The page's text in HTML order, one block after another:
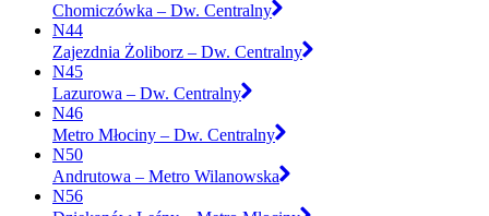
Chomiczówka – Dw. Centralny
N44
Zajezdnia Żoliborz – Dw. Centralny
N45
Lazurowa – Dw. Centralny
N46
Metro Młociny – Dw. Centralny
N50
Andrutowa – Metro Wilanowska
N56